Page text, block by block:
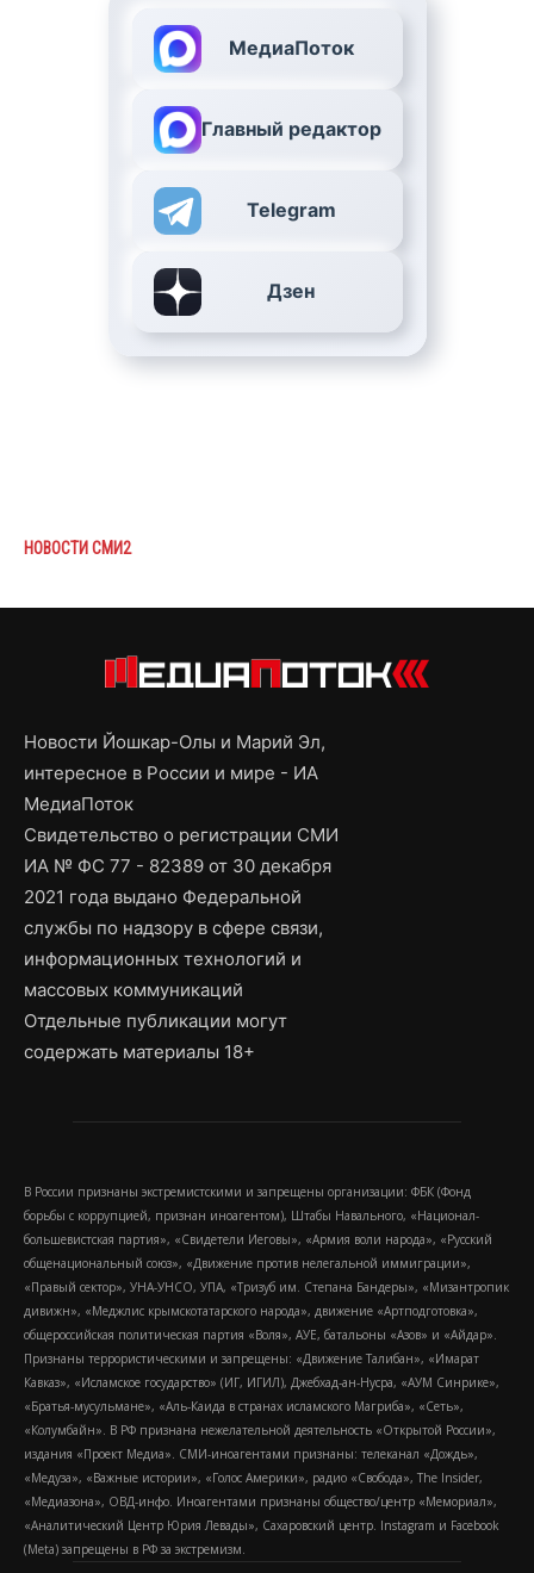
МедиаПоток
Главный редактор
Telegram
Дзен
НОВОСТИ СМИ2
Новости Йошкар-Олы и Марий Эл,
интересное в России и мире - ИА
МедиаПоток
Свидетельство о регистрации СМИ
ИА № ФС 77 - 82389 от 30 декабря
2021 года выдано Федеральной
службы по надзору в сфере связи,
информационных технологий и
массовых коммуникаций
Отдельные публикации могут
содержать материалы 18+
В России признаны экстремистскими и запрещены организации: ФБК (Фонд
борьбы с коррупцией, признан иноагентом), Штабы Навального, «Национал-
большевистская партия», «Свидетели Иеговы», «Армия воли народа», «Русский
общенациональный союз», «Движение против нелегальной иммиграции»,
«Правый сектор», УНА-УНСО, УПА, «Тризуб им. Степана Бандеры», «Мизантропик
дивижн», «Меджлис крымскотатарского народа», движение «Артподготовка»,
общероссийская политическая партия «Воля», АУЕ, батальоны «Азов» и «Айдар».
Признаны террористическими и запрещены: «Движение Талибан», «Имарат
Кавказ», «Исламское государство» (ИГ, ИГИЛ), Джебхад-ан-Нусра, «АУМ Синрике»,
«Братья-мусульмане», «Аль-Каида в странах исламского Магриба», «Сеть»,
«Колумбайн». В РФ признана нежелательной деятельность «Открытой России»,
издания «Проект Медиа». СМИ-иноагентами признаны: телеканал «Дождь»,
«Медуза», «Важные истории», «Голос Америки», радио «Свобода», The Insider,
«Медиазона», ОВД-инфо. Иноагентами признаны общество/центр «Мемориал»,
«Аналитический Центр Юрия Левады», Сахаровский центр. Instagram и Facebook
(Metа) запрещены в РФ за экстремизм.